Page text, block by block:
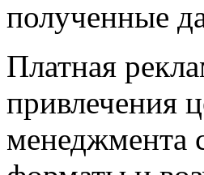
полученные
Платная
привлечения
менеджмента